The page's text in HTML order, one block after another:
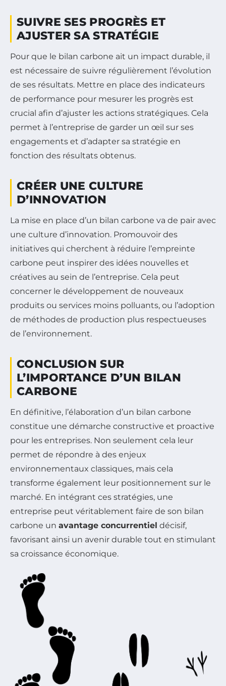
SUIVRE SES PROGRÈS ET
AJUSTER SA STRATÉGIE
Pour que le bilan carbone ait un impact durable, il
est nécessaire de suivre régulièrement l’évolution
de ses résultats. Mettre en place des indicateurs
de performance pour mesurer les progrès est
crucial afin d’ajuster les actions stratégiques. Cela
permet à l’entreprise de garder un œil sur ses
engagements et d’adapter sa stratégie en
fonction des résultats obtenus.
CRÉER UNE CULTURE
D’INNOVATION
La mise en place d’un bilan carbone va de pair avec
une culture d’innovation. Promouvoir des
initiatives qui cherchent à réduire l’empreinte
carbone peut inspirer des idées nouvelles et
créatives au sein de l’entreprise. Cela peut
concerner le développement de nouveaux
produits ou services moins polluants, ou l’adoption
de méthodes de production plus respectueuses
de l’environnement.
CONCLUSION SUR
L’IMPORTANCE D’UN BILAN
CARBONE
En définitive, l’élaboration d’un bilan carbone
constitue une démarche constructive et proactive
pour les entreprises. Non seulement cela leur
permet de répondre à des enjeux
environnementaux classiques, mais cela
transforme également leur positionnement sur le
marché. En intégrant ces stratégies, une
entreprise peut véritablement faire de son bilan
carbone un avantage concurrentiel décisif,
favorisant ainsi un avenir durable tout en stimulant
sa croissance économique.